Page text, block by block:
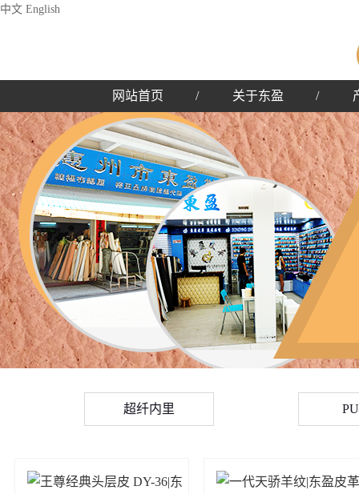
中文 English
网站首页 / 关于东盈 /
超纤内里